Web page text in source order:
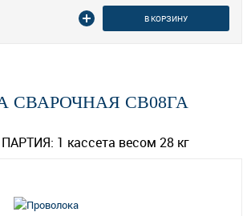
В КОРЗИНУ
СВАРОЧНАЯ СВ08ГА
1 кассета весом 28 кг